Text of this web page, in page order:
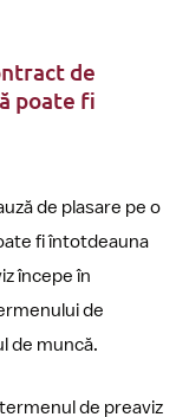
de
poate fi
de plasare pe o
fi întotdeauna
începe în
de
de muncă.
de preaviz